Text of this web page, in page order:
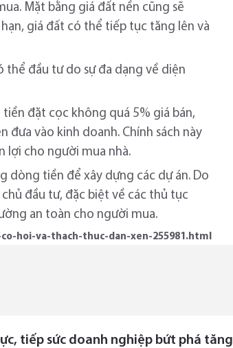
Mặt bằng giá đất nền cũng sẽ
giá đất có thể tiếp tục tăng lên và
thể đầu tư do sự đa dạng về diện
đặt cọc không quá 5% giá bán,
đưa vào kinh doanh. Chính sách này
lợi cho người mua nhà.
dòng tiền để xây dựng các dự án. Do
đầu tư, đặc biệt về các thủ tục
an toàn cho người mua.
hoi-va-thach-thuc-dan-xen-255981.html
tiếp sức doanh nghiệp bứt phá tăng